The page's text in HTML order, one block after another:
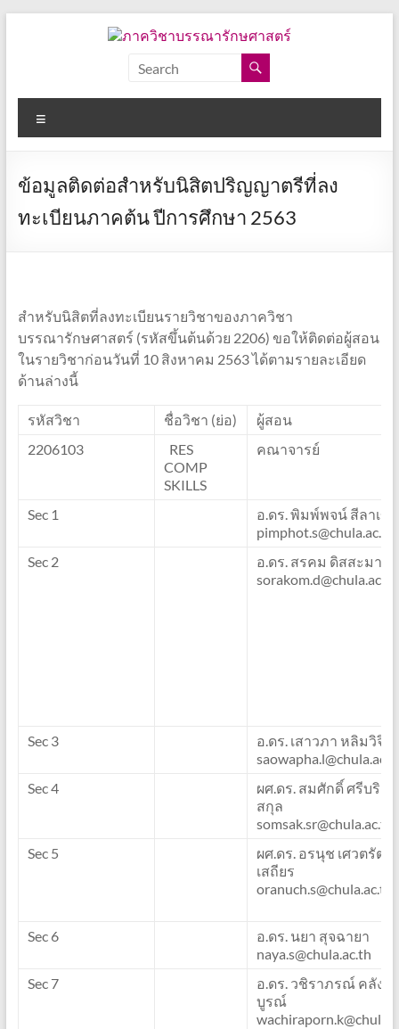
วิชา
บรรณารักษศาสตร์
อักษร
ศาสตร์
ข้อมูลติดต่อสำหรับนิสิตปริญญาตรีที่ลง
ทะเบียนภาคต้น ปีการศึกษา 2563
สำหรับนิสิตที่ลงทะเบียนรายวิชาของภาควิชา
บรรณารักษศาสตร์ (รหัสขึ้นต้นด้วย 2206) ขอให้ติดต่อผู้สอน
ในรายวิชาก่อนวันที่ 10 สิงหาคม 2563 ได้ตามรายละเอียด
ด้านล่างนี้
รหัสวิชา ชื่อวิชา (ย่อ)
ผู้สอน
2206103
RES
COMP
SKILLS
คณาจารย์
Sec 1
อ.ดร. พิมพ์พจน์ สีลาเขต
pimphot.s@chula.ac.th
Sec 2
อ.ดร. สรคม ดิสสะมาน
sorakom.d@chula.ac.th
Sec 3
อ.ดร. เสาวภา หลิมวิจิต
Sec 4
ผศ.ดร. สมศักดิ์ ศรีบริสุ
สกุล
somsak.sr@chula.ac.th
Sec 5
ผศ.ดร. อรนุช เศวตรัตน
เสถียร
oranuch.s@chula.ac.th
Sec 6
อ.ดร. นยา สุจฉายา
naya.s@chula.ac.th
Sec 7
อ.ดร. วชิราภรณ์ คลังธ
บูรณ์